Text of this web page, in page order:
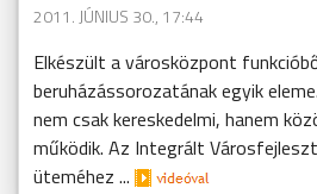
2011. JÚNIUS 30., 17:44
Elkészült a városközpont
beruházássorozatának egyik
nem csak kereskedelmi, hanem
működik. Az Integrált
üteméhez ...